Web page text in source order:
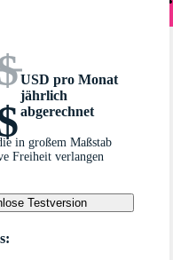
USD pro Monat
jährlich
abgerechnet
in großem Maßstab
Freiheit verlangen
Testversion